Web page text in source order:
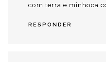
com terra e minhoca
RESPONDER